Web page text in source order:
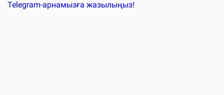
Telegram-арнамызға жазылыңыз!